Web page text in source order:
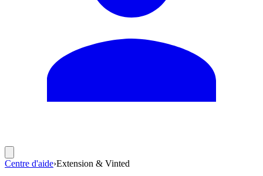
Centre d'aide›Extension & Vinted